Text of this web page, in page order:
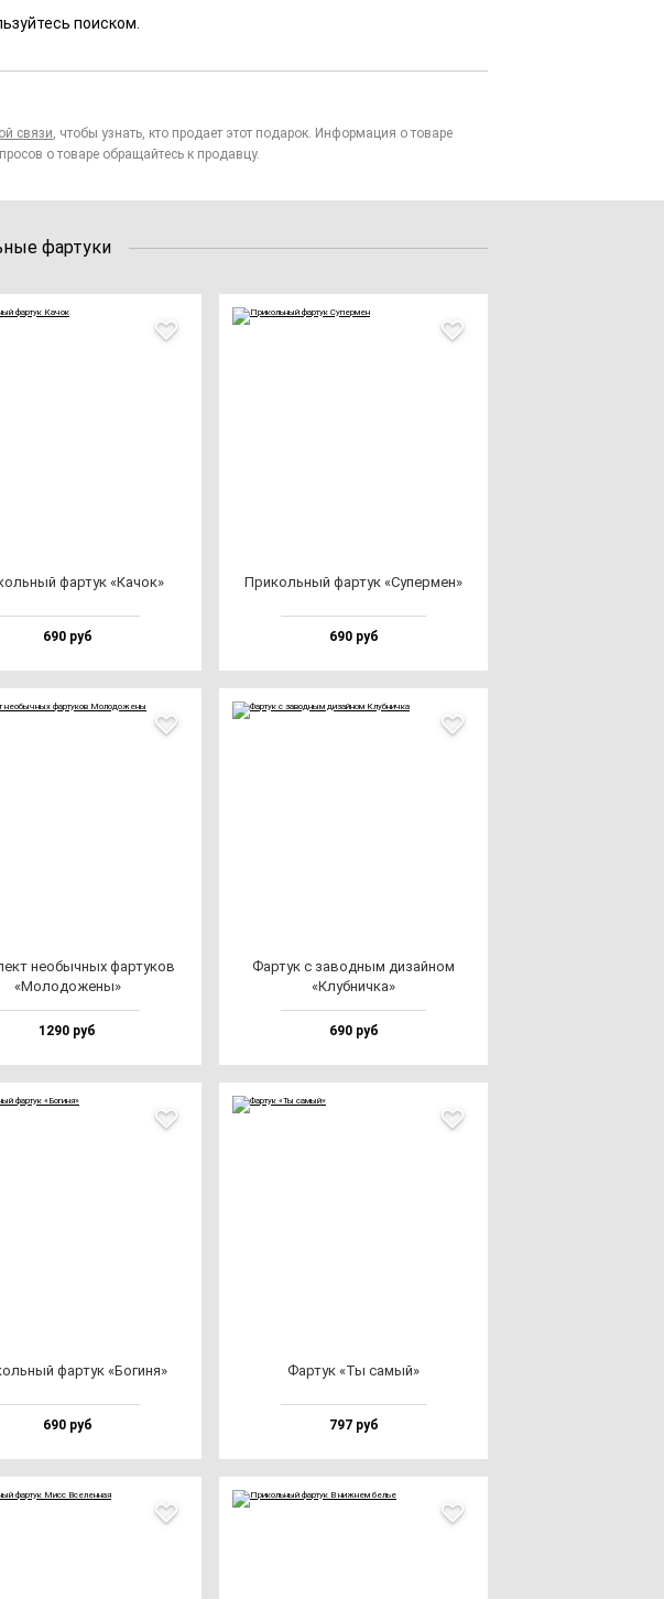
поиском.
связи, чтобы узнать, кто продает этот подарок. Информация о товаре
о товаре обращайтесь к продавцу.
фартуки
фар­тук «Качок»
690 руб
При­коль­ный фар­тук «Супер­мен»
690 руб
не­обыч­ных фар­ту­ков
«Моло­до­же­ны»
1290 руб
Фар­тук с за­вод­ным ди­зай­ном
«Клуб­нич­ка»
690 руб
фар­тук «Боги­ня»
690 руб
Фар­тук «Ты са­мый»
797 руб